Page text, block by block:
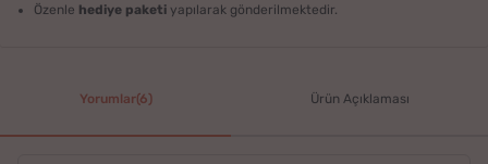
Özenle hediye paketi yapılarak gönderilmektedir.
Yorumlar(6) Ürün Açıklaması